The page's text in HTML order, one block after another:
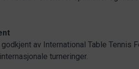
av International Table Tennis
turneringer.